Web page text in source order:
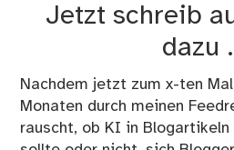
Jetzt schreib
dazu
Nachdem jetzt zum x-ten
Monaten durch meinen
rauscht, ob KI in